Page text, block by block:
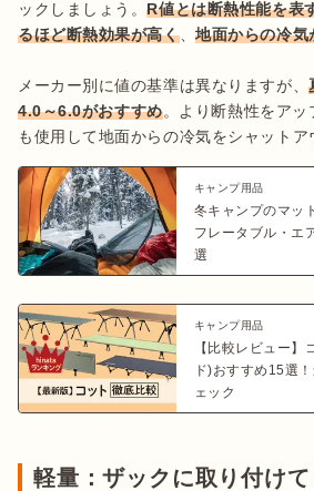
ックしましょう。R値とは断熱性能を表
るほど断熱効果が高く、地面からの冷気
メーカー別に値の基準は異なりますが、
4.0～6.0がおすすめ。より断熱性をアッ
も使用して地面からの冷気をシャットア
キャンプ用品
冬キャンプのマッ
フレータブル・エ
選
キャンプ用品
【比較レビュー】
ド)おすすめ15選
ェック
軽量：ザックに取り付け